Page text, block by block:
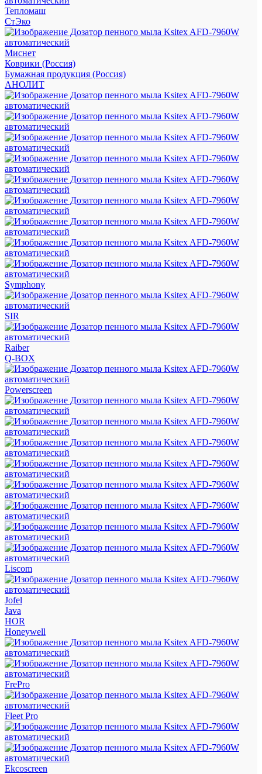
Тепломаш
СтЭко
Миснет
Коврики (Россия)
Бумажная продукция (Россия)
АНОЛИТ
Symphony
SIR
Raiber
Q-BOX
Powerscreen
Liscom
Jofel
Java
HOR
Honeywell
FrePro
Fleet Pro
Ekcoscreen